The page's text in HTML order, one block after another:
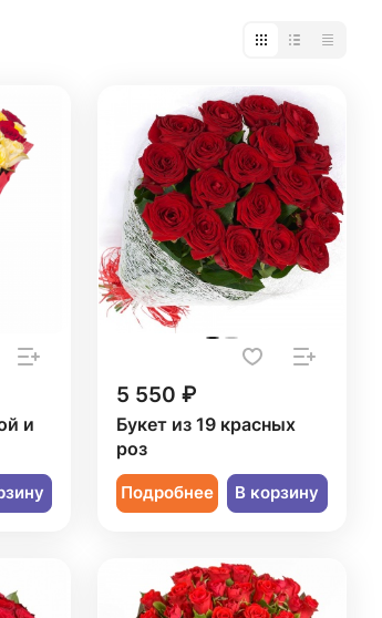
и
5 550 ₽
Букет из 19 красных
роз
Подробнее В корзину